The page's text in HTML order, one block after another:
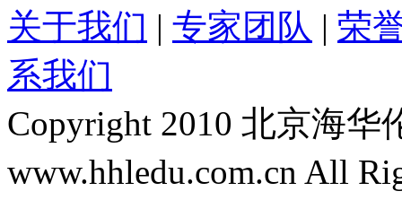
关于我们 | 专家团队 | 荣
系我们
Copyright 2010 北京海
www.hhledu.com.cn All